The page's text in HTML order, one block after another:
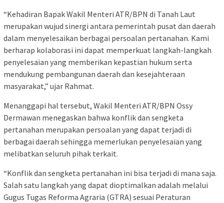
“Kehadiran Bapak Wakil Menteri ATR/BPN di Tanah Laut
merupakan wujud sinergi antara pemerintah pusat dan daerah
dalam menyelesaikan berbagai persoalan pertanahan. Kami
berharap kolaborasi ini dapat memperkuat langkah-langkah
penyelesaian yang memberikan kepastian hukum serta
mendukung pembangunan daerah dan kesejahteraan
masyarakat,” ujar Rahmat.
Menanggapi hal tersebut, Wakil Menteri ATR/BPN Ossy
Dermawan menegaskan bahwa konflik dan sengketa
pertanahan merupakan persoalan yang dapat terjadi di
berbagai daerah sehingga memerlukan penyelesaian yang
melibatkan seluruh pihak terkait.
“Konflik dan sengketa pertanahan ini bisa terjadi di mana saja.
Salah satu langkah yang dapat dioptimalkan adalah melalui
Gugus Tugas Reforma Agraria (GTRA) sesuai Peraturan